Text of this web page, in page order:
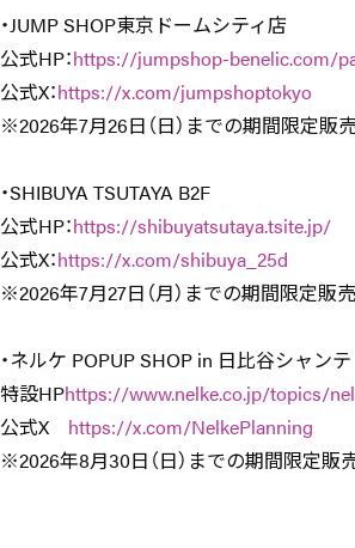
・JUMP SHOP東京ドームシティ店
公式HP：https://jumpshop-benelic.com/
公式X：https://x.com/jumpshoptokyo
※2026年7月26日（日）までの期間限定販
・SHIBUYA TSUTAYA B2F
公式HP：https://shibuyatsutaya.tsite.jp/
公式X：https://x.com/shibuya_25d
※2026年7月27日（月）までの期間限定販
・ネルケ POPUP SHOP in 日比谷シャンテ
特設HPhttps://www.nelke.co.jp/topics/
公式X https://x.com/NelkePlanning
※2026年8月30日（日）までの期間限定販